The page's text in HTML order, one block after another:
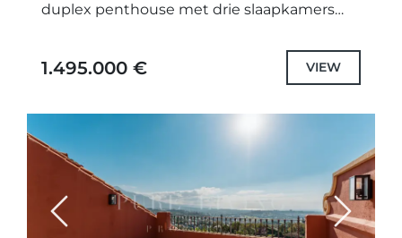
duplex penthouse met drie slaapkamers
eigentijds design, royaal buitenleven en
adembenemende panoramische uitzichten
1.495.000 € VIEW
Previous Next